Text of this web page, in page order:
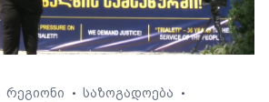
რეგიონი • საზოგადოება •